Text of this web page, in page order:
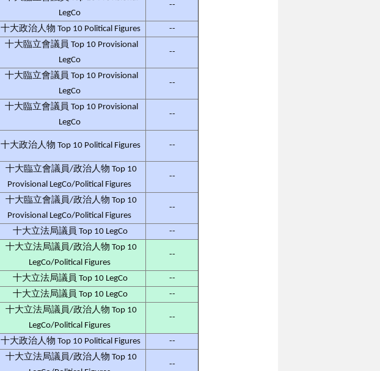
LegCo
--
十大政治人物 Top 10 Political Figures --
十大臨立會議員 Top 10 Provisional
LegCo
--
十大臨立會議員 Top 10 Provisional
LegCo
--
十大臨立會議員 Top 10 Provisional
LegCo
--
十大政治人物 Top 10 Political Figures --
十大臨立會議員/政治人物 Top 10
Provisional LegCo/Political Figures
--
十大臨立會議員/政治人物 Top 10
Provisional LegCo/Political Figures
--
十大立法局議員 Top 10 LegCo --
十大立法局議員/政治人物 Top 10
LegCo/Political Figures
--
十大立法局議員 Top 10 LegCo
--
十大立法局議員 Top 10 LegCo --
十大立法局議員/政治人物 Top 10
LegCo/Political Figures
--
十大政治人物 Top 10 Political Figures --
十大立法局議員/政治人物 Top 10
--